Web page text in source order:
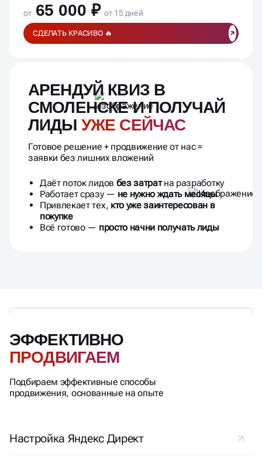
от 65 000 ₽ от 15 дней
СДЕЛАТЬ КРАСИВО 🔥
АРЕНДУЙ КВИЗ В
СМОЛЕНСКЕ И ПОЛУЧАЙ
ЛИДЫ УЖЕ СЕЙЧАС
Готовое решение + продвижение от нас =
заявки без лишних вложений
Даёт поток лидов без затратна разработку
Работает сразу — не нужно ждать месяцы
Привлекает тех, кто уже заинтересован в
покупке
Всё готово — просто начни получать лиды
ЭФФЕКТИВНО
ПРОДВИГАЕМ
Подбираем эффективные способы
продвижения, основанные на опыте
Настройка Яндекс Директ